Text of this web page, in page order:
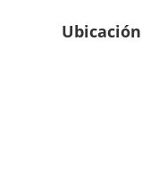
Ubicación